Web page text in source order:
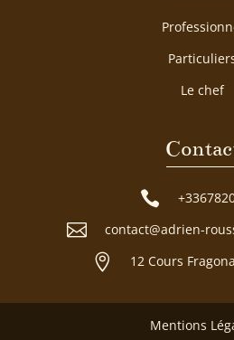
Le chef

 contact@adrien-
 12 Cours
Mentions